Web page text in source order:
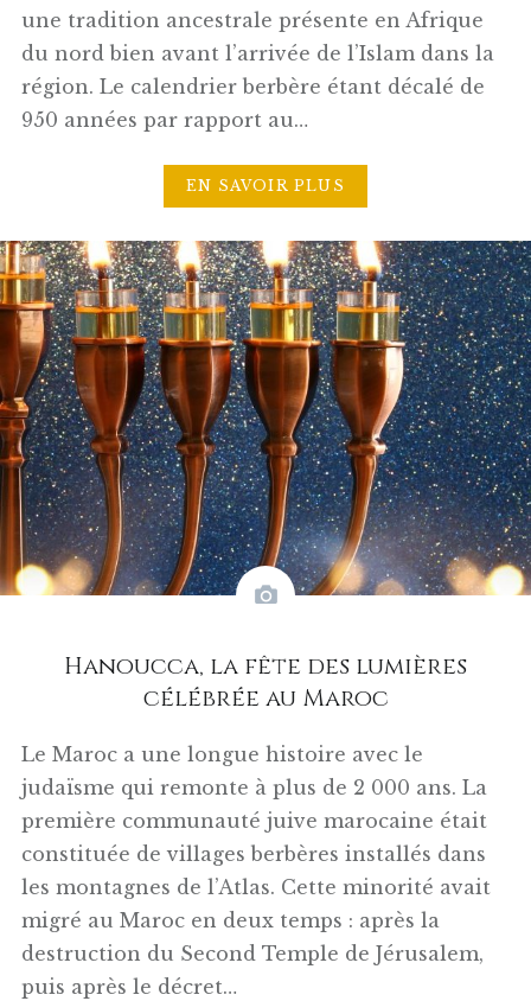
une tradition ancestrale présente en Afrique
du nord bien avant l’arrivée de l’Islam dans la
région. Le calendrier berbère étant décalé de
950 années par rapport au…
EN SAVOIR PLUS
Hanoucca, la fête des lumières
célébrée au Maroc
Le Maroc a une longue histoire avec le
judaïsme qui remonte à plus de 2 000 ans. La
première communauté juive marocaine était
constituée de villages berbères installés dans
les montagnes de l’Atlas. Cette minorité avait
migré au Maroc en deux temps : après la
destruction du Second Temple de Jérusalem,
puis après le décret…